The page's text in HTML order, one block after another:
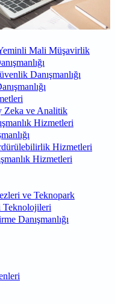
Mali Müşavirlik
Danışmanlığı
Zeka ve Analitik
Hizmetleri
Hizmetleri
Hizmetleri
ve Teknopark
Teknolojileri
Danışmanlığı